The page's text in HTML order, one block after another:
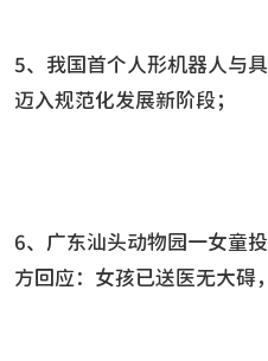
5、我国首个人形机器人与
迈入规范化发展新阶段；
6、广东汕头动物园一女童
方回应：女孩已送医无大碍